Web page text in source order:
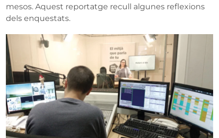
mesos. Aquest reportatge recull algunes reflexions
dels enquestats.